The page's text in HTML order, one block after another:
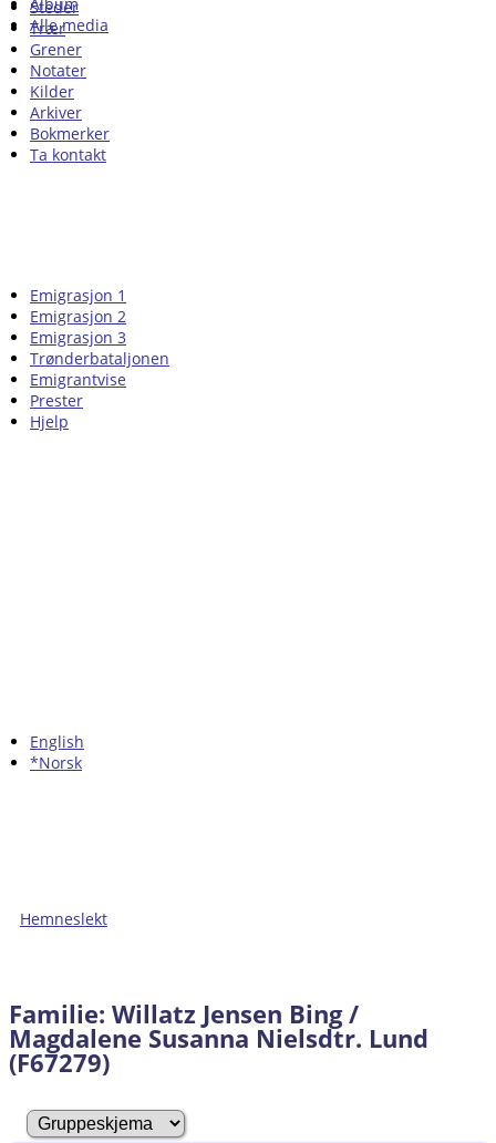
Alle media
Steder
Trær
Grener
Notater
Kilder
Arkiver
Bokmerker
Ta kontakt
Emigrasjon 1
Emigrasjon 2
Emigrasjon 3
Trønderbataljonen
Emigrantvise
Prester
Hjelp
English
*Norsk
Hemneslekt
Familie: Willatz Jensen Bing /
Magdalene Susanna Nielsdtr. Lund
(F67279)